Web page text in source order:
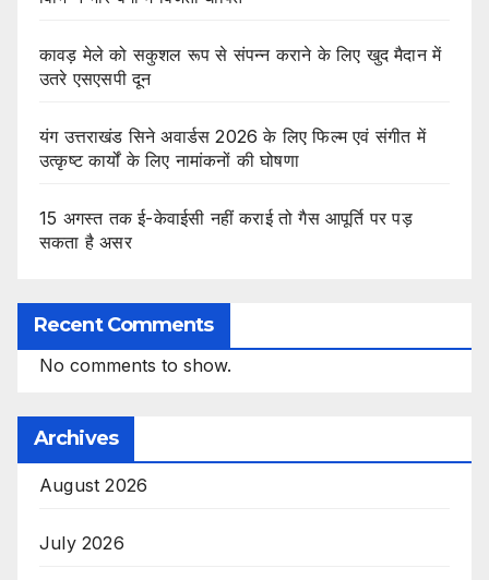
कावड़ मेले को सकुशल रूप से संपन्न कराने के लिए खुद मैदान में
उतरे एसएसपी दून
यंग उत्तराखंड सिने अवार्डस 2026 के लिए फिल्म एवं संगीत में
उत्कृष्ट कार्यों के लिए नामांकनों की घोषणा
15 अगस्त तक ई-केवाईसी नहीं कराई तो गैस आपूर्ति पर पड़
सकता है असर
Recent Comments
No comments to show.
Archives
August 2026
July 2026